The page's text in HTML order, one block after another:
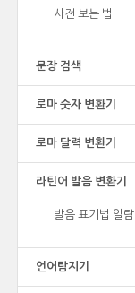
사전 보는 법
문장 검색
로마 숫자 변환기
로마 달력 변환기
라틴어 발음 변환기
발음 표기법 일람
언어탐지기